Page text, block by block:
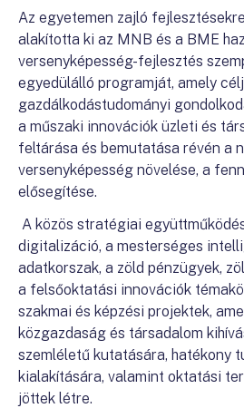
Az egyetemen zajló
alakította ki az MNB és a BME
versenyképesség-fejlesztés
egyedülálló programját, amely
gazdálkodástudományi
a műszaki innovációk üzleti és
feltárása és bemutatása révén a
versenyképesség növelése, a
elősegítése.
A közös stratégiai
digitalizáció, a mesterséges
adatkorszak, a zöld pénzügyek,
a felsőoktatási innovációk
szakmai és képzési projektek,
közgazdaság és társadalom
szemléletű kutatására, hatékony
kialakítására, valamint oktatási
jöttek létre.